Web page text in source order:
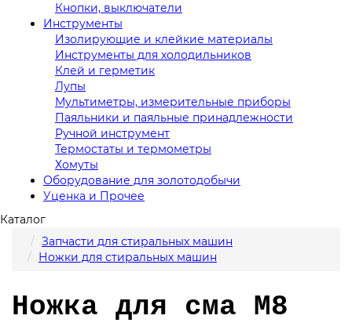
Кнопки, выключатели
Инструменты
Изолирующие и клейкие материалы
Инструменты для холодильников
Клей и герметик
Лупы
Мультиметры, измерительные приборы
Паяльники и паяльные принадлежности
Ручной инструмент
Термостаты и термометры
Хомуты
Оборудование для золотодобычи
Уценка и Прочее
Каталог
Запчасти для стиральных машин
Ножки для стиральных машин
Ножка для сма M8